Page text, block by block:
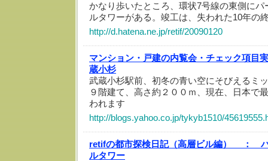
かなり歩いたところ、環状7号線の東側に
ルタワーがある。竣工は、失われた10年の
http://d.hatena.ne.jp/retif/20090120
マンション・戸建の内覧会・チェック項目
蔵小杉
武蔵小杉駅前、初冬の青い空にそびえるミ
９階建て、高さ約２００ｍ、現在、日本で
われます
http://blogs.yahoo.co.jp/tykyb1510/
retifの都市探検日記（高層ビル編） ：
ルタワー